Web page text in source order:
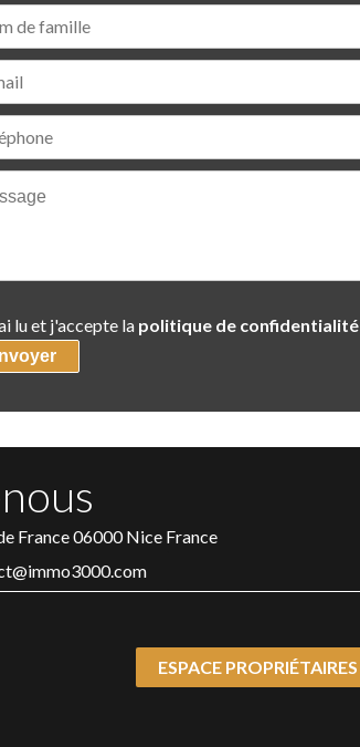
lu et j'accepte la politique de confidentialité
France06000Nice France
ESPACE PROPRIÉTAIRES